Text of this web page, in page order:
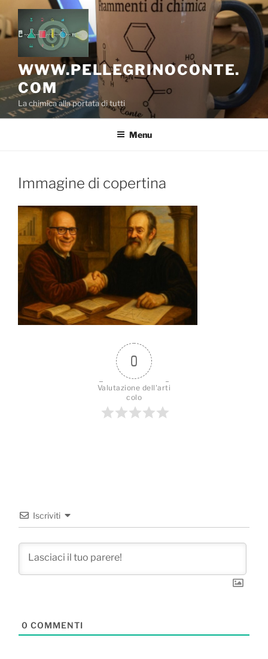
Salta
al
contenuto
WWW.PELLEGRINOCONTE.
COM
La chimica alla portata di tutti
Menu
Immagine di copertina
0
Valutazione dell'arti
colo
Iscriviti
0 COMMENTI